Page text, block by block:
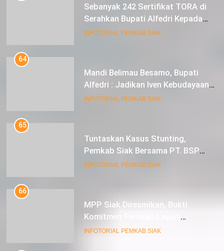
Sebanyak 242 Sertifikat TORA di
Serahkan Bupati Alfedri Kepada
Masyarakat Kerinci Kiri
INFOTORIAL PEMKAB SIAK
64
Mandi Belimau Besamo, Bupati
Alfedri : Jadikan Iven Kebudayaan
tahunan di Kabupaten Siak
INFOTORIAL PEMKAB SIAK
65
Tuntaskan Kasus Stunting,
Pemkab Siak Bersama PT. BSP
Siap Berkolaborasi
INFOTORIAL PEMKAB SIAK
66
MPP Siak Diresmikan, Bukti
Komitmen Pemkab Layani
Masyarakat Dengan Baik
INFOTORIAL PEMKAB SIAK